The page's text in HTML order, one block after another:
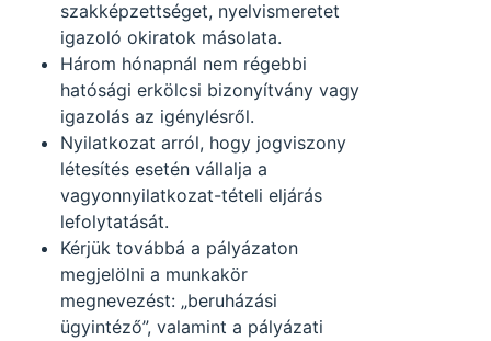
szakképzettséget, nyelvismeretet
igazoló okiratok másolata.
Három hónapnál nem régebbi
hatósági erkölcsi bizonyítvány vagy
igazolás az igénylésről.
Nyilatkozat arról, hogy jogviszony
létesítés esetén vállalja a
vagyonnyilatkozat-tételi eljárás
lefolytatását.
Kérjük továbbá a pályázaton
megjelölni a munkakör
megnevezést: „beruházási
ügyintéző”, valamint a pályázati